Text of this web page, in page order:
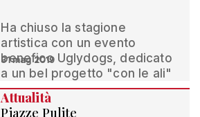
Ha chiuso la stagione
artistica con un evento
benefico Uglydogs, dedicato
a un bel progetto "con le ali"
31 mag 2019
Attualità
Piazze Pulite